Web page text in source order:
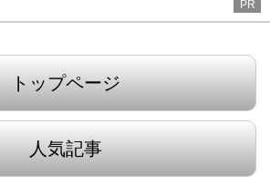
PR
トップページ
人気記事